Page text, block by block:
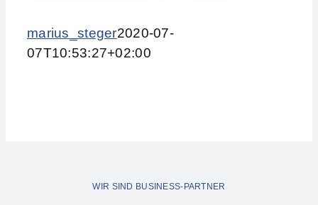
marius_steger2020-07-
07T10:53:27+02:00
WIR SIND BUSINESS-PARTNER